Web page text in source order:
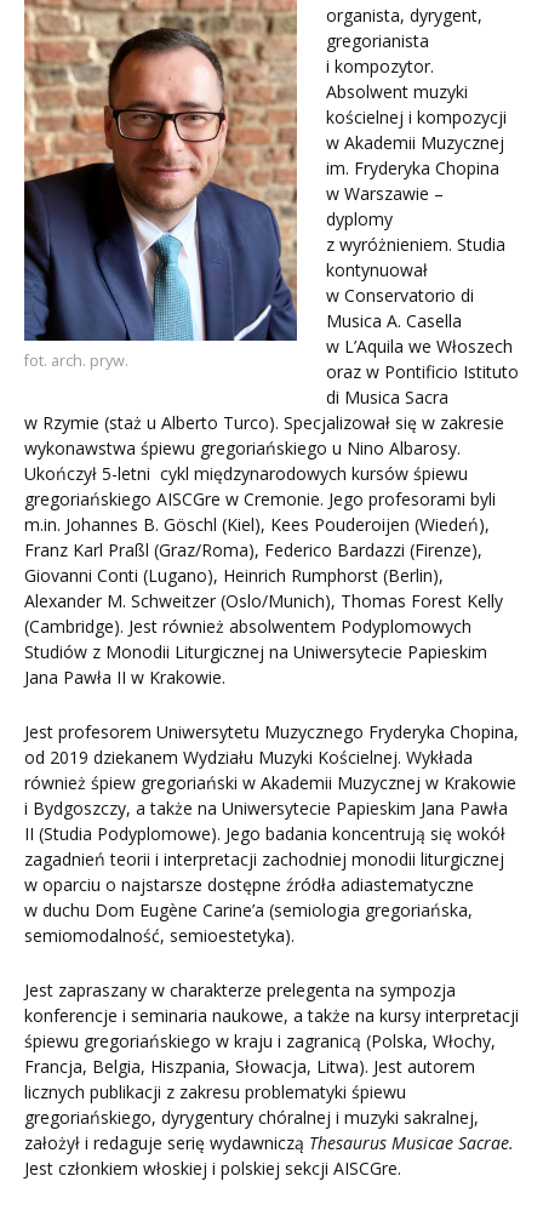
fot. arch. pryw.
organista, dyrygent,
gregorianista
i kompozytor.
Absolwent muzyki
kościelnej i kompozycji
w Akademii Muzycznej
im. Fryderyka Chopina
w Warszawie –
dyplomy
z wyróżnieniem. Studia
kontynuował
w Conservatorio di
Musica A. Casella
w L’Aquila we Włoszech
oraz w Pontificio Istituto
di Musica Sacra
w Rzymie (staż u Alberto Turco). Specjalizował się w zakresie
wykonawstwa śpiewu gregoriańskiego u Nino Albarosy.
Ukończył 5-letni cykl międzynarodowych kursów śpiewu
gregoriańskiego AISCGre w Cremonie. Jego profesorami byli
m.in. Johannes B. Göschl (Kiel), Kees Pouderoijen (Wiedeń),
Franz Karl Praßl (Graz/Roma), Federico Bardazzi (Firenze),
Giovanni Conti (Lugano), Heinrich Rumphorst (Berlin),
Alexander M. Schweitzer (Oslo/Munich), Thomas Forest Kelly
(Cambridge). Jest również absolwentem Podyplomowych
Studiów z Monodii Liturgicznej na Uniwersytecie Papieskim
Jana Pawła II w Krakowie.
Jest profesorem Uniwersytetu Muzycznego Fryderyka Chopina,
od 2019 dziekanem Wydziału Muzyki Kościelnej. Wykłada
również śpiew gregoriański w Akademii Muzycznej w Krakowie
i Bydgoszczy, a także na Uniwersytecie Papieskim Jana Pawła
II (Studia Podyplomowe). Jego badania koncentrują się wokół
zagadnień teorii i interpretacji zachodniej monodii liturgicznej
w oparciu o najstarsze dostępne źródła adiastematyczne
w duchu Dom Eugène Carine’a (semiologia gregoriańska,
semiomodalność, semioestetyka).
Jest zapraszany w charakterze prelegenta na sympozja
konferencje i seminaria naukowe, a także na kursy interpretacji
śpiewu gregoriańskiego w kraju i zagranicą (Polska, Włochy,
Francja, Belgia, Hiszpania, Słowacja, Litwa). Jest autorem
licznych publikacji z zakresu problematyki śpiewu
gregoriańskiego, dyrygentury chóralnej i muzyki sakralnej,
założył i redaguje serię wydawniczą Thesaurus Musicae Sacrae.
Jest członkiem włoskiej i polskiej sekcji AISCGre.